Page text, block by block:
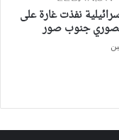
نفذت غارة على
جنوب صور